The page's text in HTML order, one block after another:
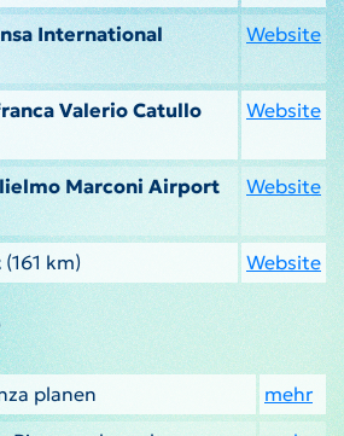
International
Website
Valerio Catullo
Website
Marconi Airport
Website
(161 km) Website
planen
mehr